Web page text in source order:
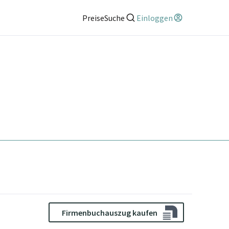
PreiseSuche Einloggen
Firmenbuchauszug kaufen